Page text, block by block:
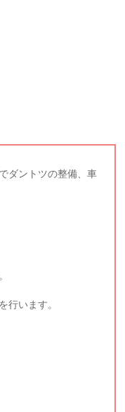
ダントツの整備、車
行います。